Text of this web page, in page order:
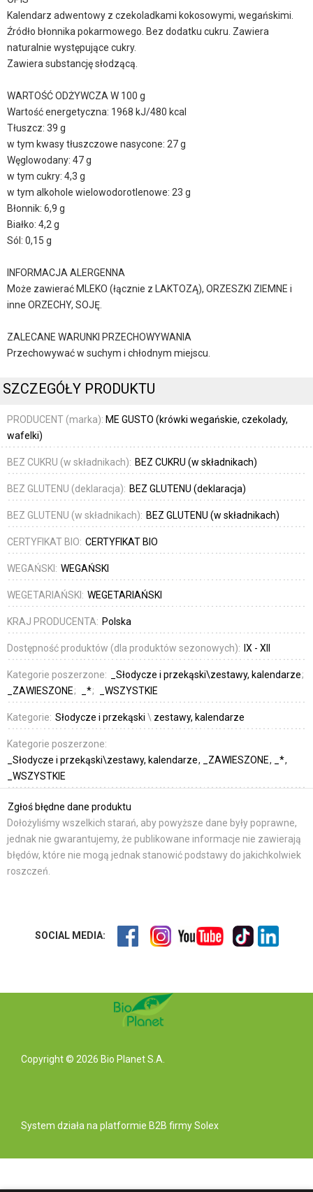
Kalendarz adwentowy z czekoladkami kokosowymi, wegańskimi.
Źródło błonnika pokarmowego. Bez dodatku cukru. Zawiera
naturalnie występujące cukry.
Zawiera substancję słodzącą.
WARTOŚĆ ODŻYWCZA W 100 g
Wartość energetyczna: 1968 kJ/480 kcal
Tłuszcz: 39 g
w tym kwasy tłuszczowe nasycone: 27 g
Węglowodany: 47 g
w tym cukry: 4,3 g
w tym alkohole wielowodorotlenowe: 23 g
Błonnik: 6,9 g
Białko: 4,2 g
Sól: 0,15 g
INFORMACJA ALERGENNA
Może zawierać MLEKO (łącznie z LAKTOZĄ), ORZESZKI ZIEMNE i
inne ORZECHY, SOJĘ.
ZALECANE WARUNKI PRZECHOWYWANIA
Przechowywać w suchym i chłodnym miejscu.
SZCZEGÓŁY PRODUKTU
PRODUCENT (marka): ME GUSTO (krówki wegańskie, czekolady,
wafelki)
BEZ CUKRU (w składnikach): BEZ CUKRU (w składnikach)
BEZ GLUTENU (deklaracja): BEZ GLUTENU (deklaracja)
BEZ GLUTENU (w składnikach): BEZ GLUTENU (w składnikach)
CERTYFIKAT BIO: CERTYFIKAT BIO
WEGAŃSKI: WEGAŃSKI
WEGETARIAŃSKI: WEGETARIAŃSKI
KRAJ PRODUCENTA: Polska
Dostępność produktów (dla produktów sezonowych): IX - XII
Kategorie poszerzone:
_Słodycze i przekąski\zestawy, kalendarze
_ZAWIESZONE
_* _WSZYSTKIE
Kategorie: Słodycze i przekąski \ zestawy, kalendarze
Kategorie poszerzone:
_Słodycze i przekąski\zestawy, kalendarze
_ZAWIESZONE
_*
_WSZYSTKIE
Zgłoś błędne dane produktu
Dołożyliśmy wszelkich starań, aby powyższe dane były poprawne,
jednak nie gwarantujemy, że publikowane informacje nie zawierają
błędów, które nie mogą jednak stanowić podstawy do jakichkolwiek
roszczeń.
SOCIAL MEDIA:
Copyright © 2026 Bio Planet S.A.
System działa na platformie B2B firmy Solex